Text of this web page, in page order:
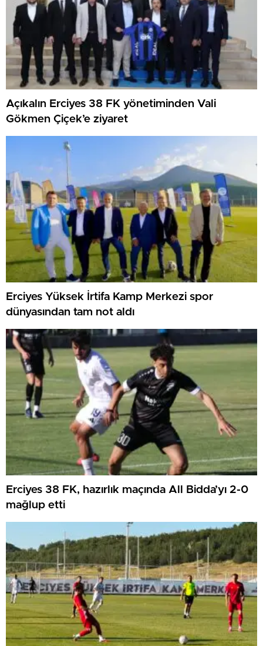
Açıkalın Erciyes 38 FK yönetiminden Vali
Gökmen Çiçek’e ziyaret
Erciyes Yüksek İrtifa Kamp Merkezi spor
dünyasından tam not aldı
Erciyes 38 FK, hazırlık maçında All Bidda’yı 2-0
mağlup etti